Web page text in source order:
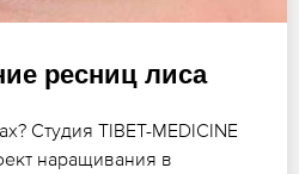
ресниц лиса
Студия TIBET-MEDICINE
наращивания в